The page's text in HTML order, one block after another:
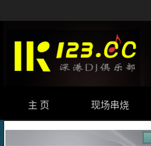
主 页 现场串烧